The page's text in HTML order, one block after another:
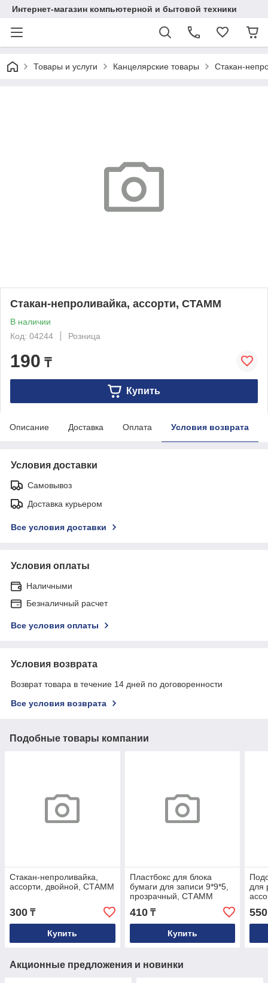
Интернет-магазин компьютерной и бытовой техники
Товары и услуги Канцелярские товары Стакан-
Стакан-непроливайка, ассорти, СТАММ
В наличии
Код: 04244
Розница
190 ₸
Купить
Описание Доставка Оплата Условия возврата
Условия доставки
Самовывоз
Доставка курьером
Все условия доставки
Условия оплаты
Наличными
Безналичный расчет
Все условия оплаты
Условия возврата
Возврат товара в течение 14 дней по договоренности
Все условия возврата
Подобные товары компании
Стакан-непроливайка,
ассорти, двойной, СТАММ
300 ₸
Купить
Пластбокс для блока
бумаги для записи 9*9*5,
прозрачный, СТАММ
410₸
Купить
для
550
Акционные предложения и новинки